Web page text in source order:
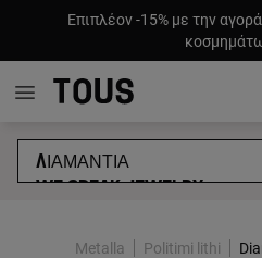
Επιπλέον -15% με την
WE SPEAK JEWELRY
ΠΟΛΥΤΙΜΟΙ ΛΙΘΟΙ
ΔΙΑΜΑΝΤΙΑ
Metalla Politimi lithi